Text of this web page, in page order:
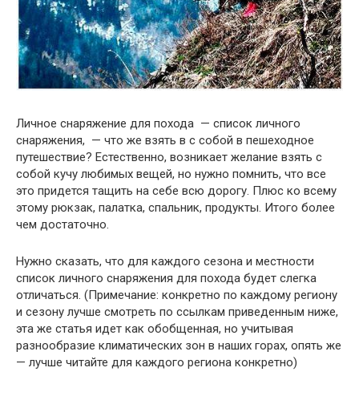
Личное снаряжение для похода — список личного
снаряжения, — что же взять в с собой в пешеходное
путешествие? Естественно, возникает желание взять с
собой кучу любимых вещей, но нужно помнить, что все
это придется тащить на себе всю дорогу. Плюс ко всему
этому рюкзак, палатка, спальник, продукты. Итого более
чем достаточно.
Нужно сказать, что для каждого сезона и местности
список личного снаряжения для похода будет слегка
отличаться. (Примечание: конкретно по каждому региону
и сезону лучше смотреть по ссылкам приведенным ниже,
эта же статья идет как обобщенная, но учитывая
разнообразие климатических зон в наших горах, опять же
— лучше читайте для каждого региона конкретно)